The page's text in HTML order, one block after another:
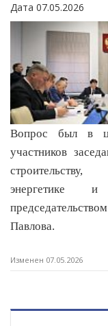
Дата 07.05.2026
Вопрос был в
участников
строительству,
Павлова.
Изменен 07.05.2026